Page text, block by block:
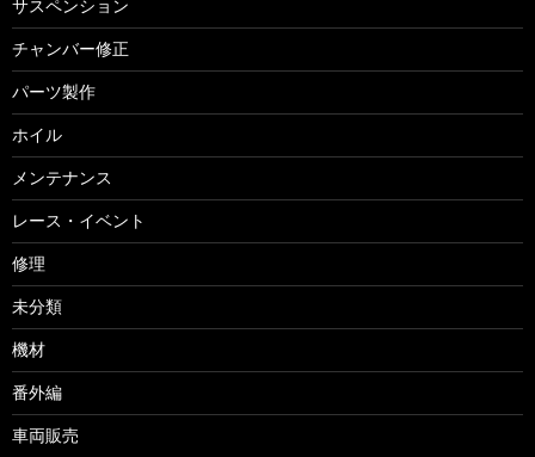
サスペンション
チャンバー修正
パーツ製作
ホイル
メンテナンス
レース・イベント
修理
未分類
機材
番外編
車両販売